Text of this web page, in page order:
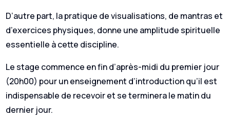
D’autre part, la pratique de visualisations, de mantras et
d’exercices physiques, donne une amplitude spirituelle
essentielle à cette discipline.
Le stage commence en fin d’après-midi du premier jour
(20h00) pour un enseignement d’introduction qu’il est
indispensable de recevoir et se terminera le matin du
dernier jour.